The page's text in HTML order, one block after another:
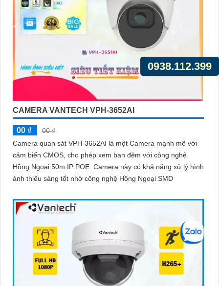
CAMERA VANTECH VPH-3652AI
00 ₫
00 ₫
Camera quan sát VPH-3652AI là một Camera mạnh mẽ với
cảm biến CMOS, cho phép xem ban đêm với công nghệ
Hồng Ngoại 50m IP POE. Camera này có khả năng xử lý hình
ảnh thiếu sáng tốt nhờ công nghệ Hồng Ngoại SMD
0938.112.399